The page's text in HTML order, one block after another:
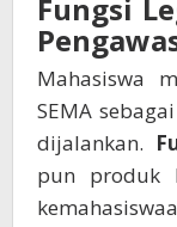
Fungsi
Mahasiswa
SEMA
dijalankan.
pun produk